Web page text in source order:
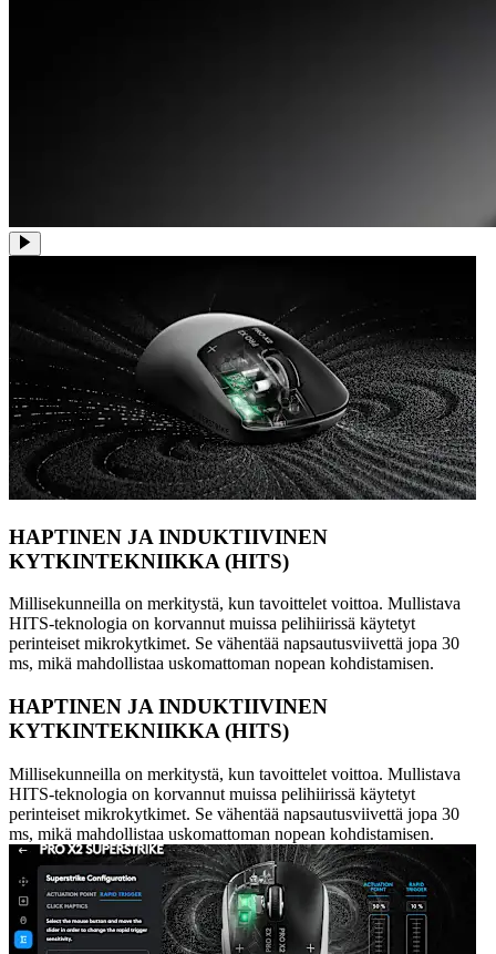
HAPTINEN JA INDUKTIIVINEN
KYTKINTEKNIIKKA (HITS)
Millisekunneilla on merkitystä, kun tavoittelet voittoa. Mullistava
HITS-teknologia on korvannut muissa pelihiirissä käytetyt
perinteiset mikrokytkimet. Se vähentää napsautusviivettä jopa 30
ms, mikä mahdollistaa uskomattoman nopean kohdistamisen.
HAPTINEN JA INDUKTIIVINEN
KYTKINTEKNIIKKA (HITS)
Millisekunneilla on merkitystä, kun tavoittelet voittoa. Mullistava
HITS-teknologia on korvannut muissa pelihiirissä käytetyt
perinteiset mikrokytkimet. Se vähentää napsautusviivettä jopa 30
ms, mikä mahdollistaa uskomattoman nopean kohdistamisen.